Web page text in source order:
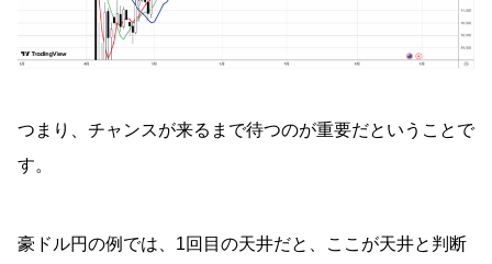
つまり、チャンスが来るまで待つのが重要だということで
す。
豪ドル円の例では、1回目の天井だと、ここが天井と判断